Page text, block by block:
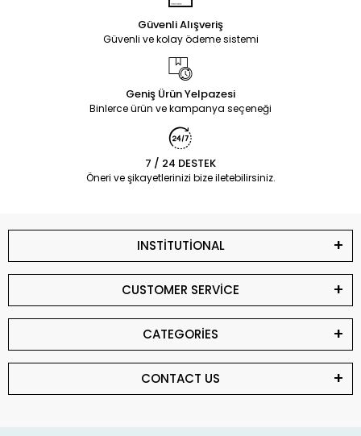
Güvenli Alışveriş
Güvenli ve kolay ödeme sistemi
Geniş Ürün Yelpazesi
Binlerce ürün ve kampanya seçeneği
7 / 24 DESTEK
Öneri ve şikayetlerinizi bize iletebilirsiniz.
INSTİTUTİONAL
CUSTOMER SERVİCE
CATEGORİES
CONTACT US